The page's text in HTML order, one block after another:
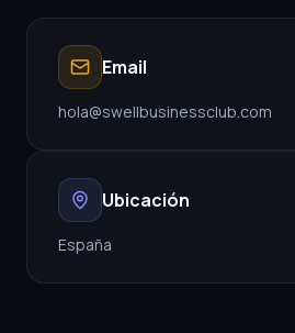
Email
hola@swellbusinessclub.com
Ubicación
España